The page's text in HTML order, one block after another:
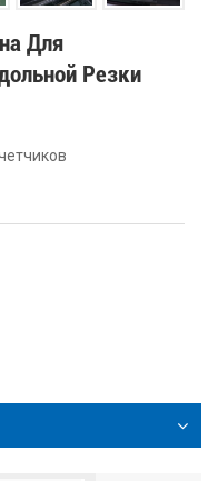
Для
Резки